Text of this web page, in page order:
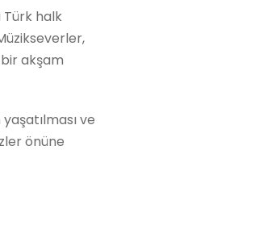
halk
akşam
ve
önüne